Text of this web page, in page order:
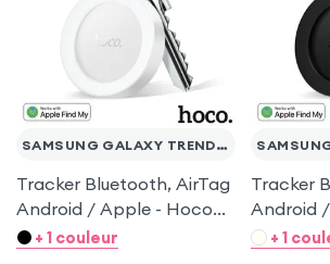
SAMSUNG GALAXY TREND S7560
Tracker Bluetooth, AirTag
Android / Apple - Hoco
Blanc pour Samsung
+ 1 couleur
Tracker
Android
Noir pour
+ 1